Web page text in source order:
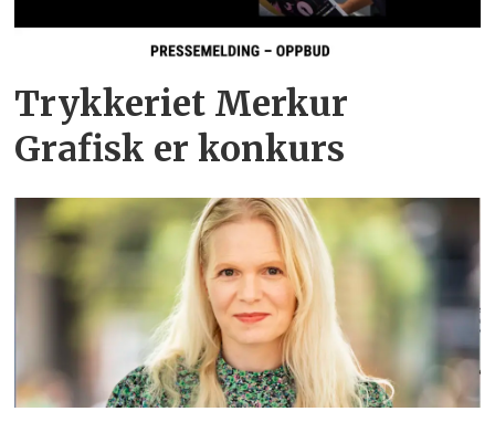
Trykkeriet Merkur
Grafisk er konkurs